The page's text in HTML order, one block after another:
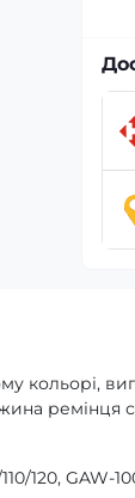
кольорі,
ремінця
120, GAW-